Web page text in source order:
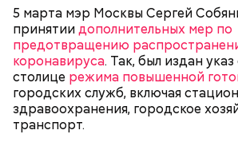
5 марта мэр Москвы Сергей
принятиидополнительных мер по
предотвращению
коронавируса. Так, был издан
столице режима повышенной
городских служб, включая
здравоохранения, городское
транспорт.
и источали чудесное миро, от
множество людей. В 1087 году
Угодника были перенесены в
Бар (Бари), где находятся и
Кабачки в овощном соусе